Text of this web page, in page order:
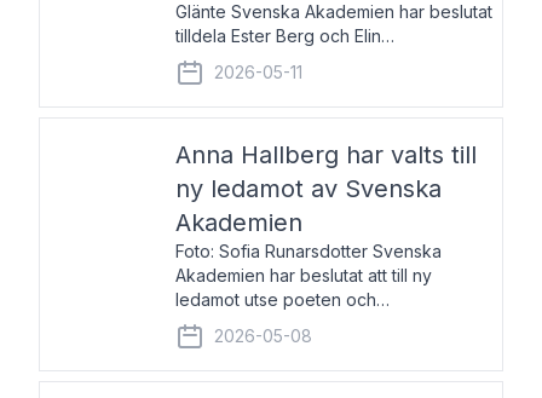
Glänte Svenska Akademien har beslutat
tilldela Ester Berg och Elin
Michaelsdotter Svenska Akademiens
debutantpris för år 2026. Priset är
nyinstiftat och syftar till att lyfta fram
2026-05-11
Anna Hallberg har valts till
ny ledamot av Svenska
Akademien
Foto: Sofia Runarsdotter Svenska
Akademien har beslutat att till ny
ledamot utse poeten och
litteraturkritikern Anna Hallberg. Hon
efterträder poeten Tua Forsström på
stol 18 och kommer att ta sitt inträde vid
2026-05-08